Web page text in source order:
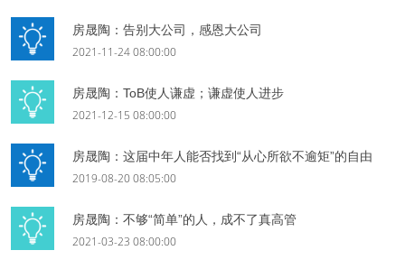
房晟陶：告别大公司，感恩大公司
2021-11-24 08:00:00
房晟陶：ToB使人谦虚；谦虚使人进步
2021-12-15 08:00:00
房晟陶：这届中年人能否找到“从心所欲不逾矩”的自由
2019-08-20 08:05:00
房晟陶：不够“简单”的人，成不了真高管
2021-03-23 08:00:00